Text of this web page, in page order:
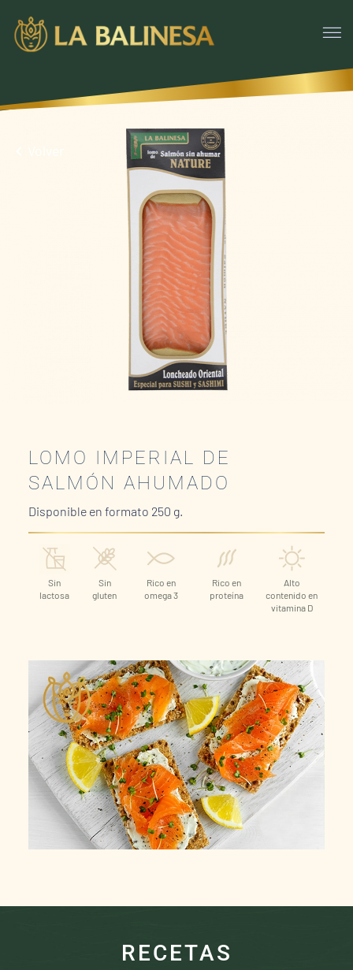
LOMO IMPERIAL DE
SALMÓN AHUMADO
Disponible en formato 250 g.
Sin
lactosa
Sin
gluten
Rico en
omega 3
Rico en
proteína
Alto
contenido en
vitamina D
RECETAS